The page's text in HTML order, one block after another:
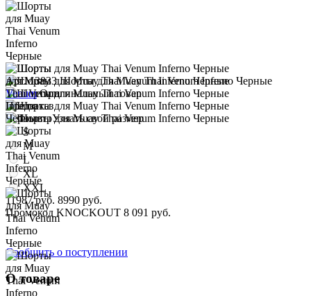
Арт. 13833 Шорты для Muay Thai Venum Inferno Черные
Venum Оригинальный товар
Предзаказ
Узнать свой размер
S
M
L
XL
XXL
11987 руб. 8990 руб.
Промокод KNOCKOUT 8 091 руб.
Сообщить о поступлении
О товаре